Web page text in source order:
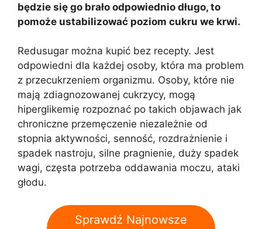
będzie się go brało odpowiednio długo, to
pomoże ustabilizować poziom cukru we krwi.
Redusugar można kupić bez recepty. Jest
odpowiedni dla każdej osoby, która ma problem
z przecukrzeniem organizmu. Osoby, które nie
mają zdiagnozowanej cukrzycy, mogą
hiperglikemię rozpoznać po takich objawach jak
chroniczne przemęczenie niezależnie od
stopnia aktywności, senność, rozdrażnienie i
spadek nastroju, silne pragnienie, duży spadek
wagi, częsta potrzeba oddawania moczu, ataki
głodu.
Sprawdź Najnowsze